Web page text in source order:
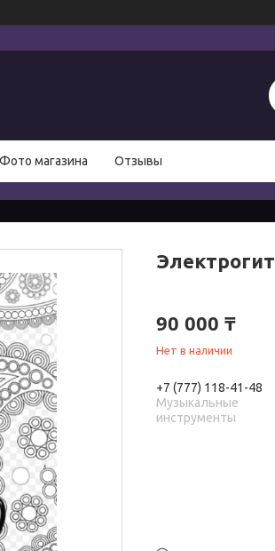
Фото магазина Отзывы
90 000 ₸
Нет в наличии
+7 (777) 118-41-48
Музыкальные
инструменты